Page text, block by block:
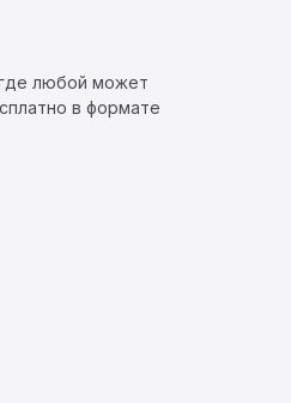
любой может
в формате